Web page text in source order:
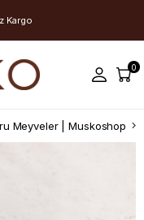
Kargo
0
Meyveler | Muskoshop